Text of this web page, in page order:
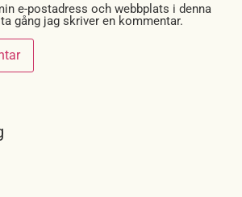
e-postadress och webbplats i denna
gång jag skriver en kommentar.